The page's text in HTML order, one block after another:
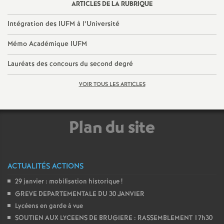
ARTICLES DE LA RUBRIQUE
Intégration des IUFM à l’Université
Mémo Académique IUFM
Lauréats des concours du second degré
VOIR TOUS LES ARTICLES
Plan du site
ACTUALITÉS ACTIONS
29 janvier : mobilisation historique!
GREVE DEPARTEMENTALE DU 30 JANVIER
Lycéens en garde à vue
SOUTIEN AUX LYCEENS DE BRUGIERE : RASSEMBLEMENT 17h30